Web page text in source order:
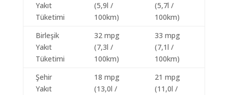
Yakıt
Tüketimi
(5,9l /
100km)
(5,7l /
100km)
Birleşik
Yakıt
Tüketimi
32 mpg
(7,3l /
100km)
33 mpg
(7,1l /
100km)
Şehir
Yakıt
18 mpg
(13,0l /
21 mpg
(11,0l /